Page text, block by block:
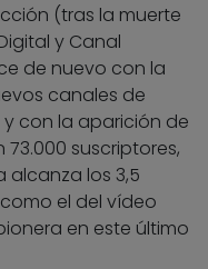
(tras la muerte
y Canal
de nuevo con la
canales de
y con la aparición de
73.000 suscriptores,
los 3,5
el del vídeo
en este último